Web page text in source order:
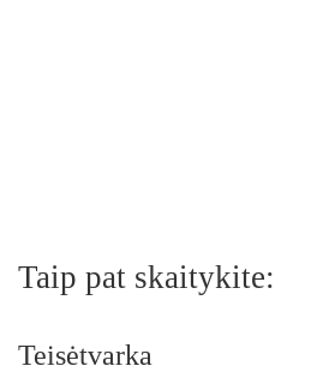
Taip pat skaitykite:
Teisėtvarka